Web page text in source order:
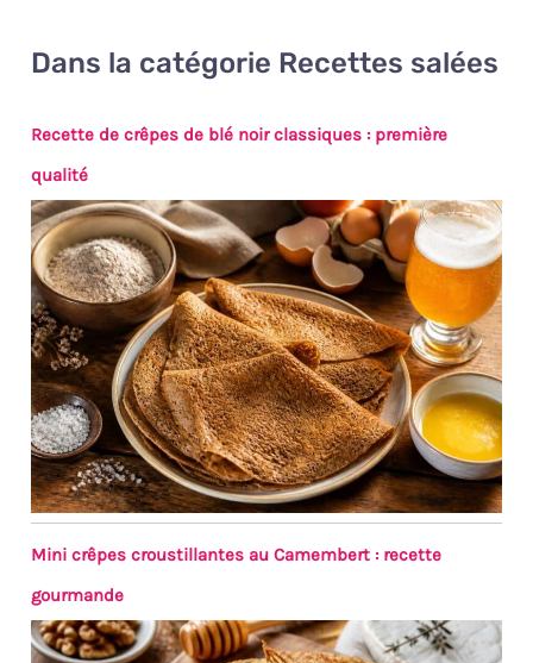
Dans la catégorie Recettes salées
Recette de crêpes de blé noir classiques : première
qualité
Mini crêpes croustillantes au Camembert : recette
gourmande